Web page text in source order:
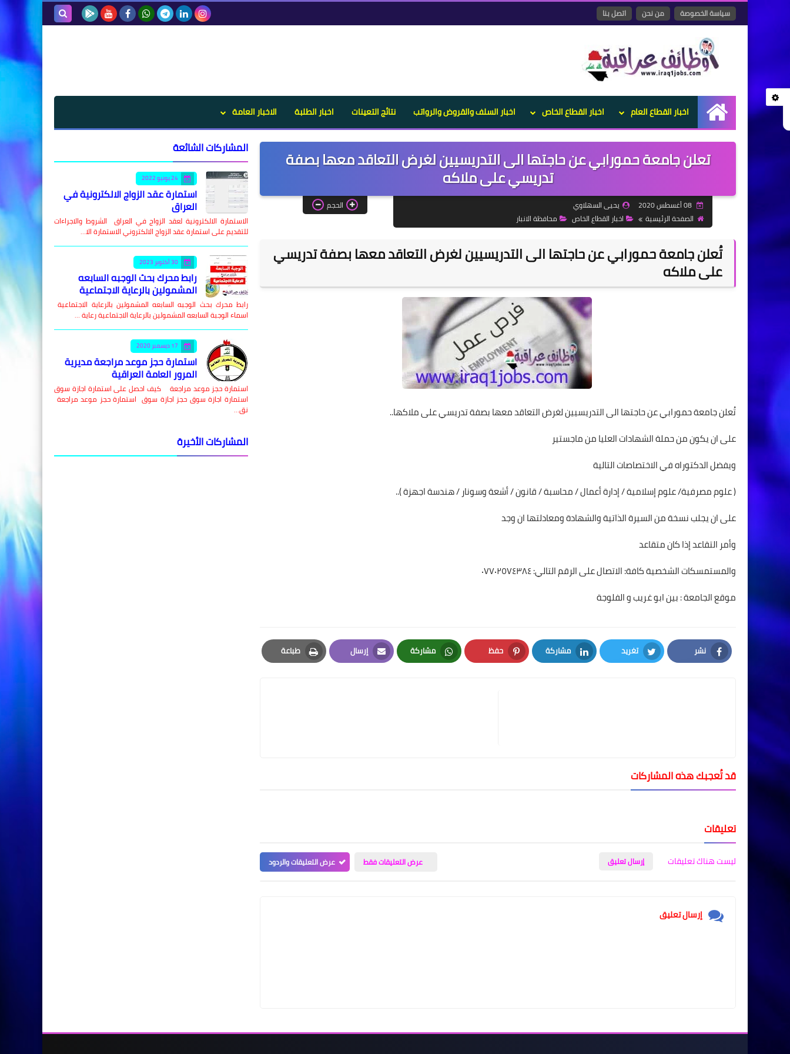
سياسة الخصوصة من نحن اتصل بنا
الإلكترونية
الرئيسية
اخبار القطاع العام اخبار القطاع الخاص اخبار السلف والقروض والرواتب نتائج التعينات اخبار الطلبة الاخبار العامة
تعلن جامعة حمورابي عن حاجتها الى التدريسيين لغرض التعاقد معها بصفة
تدريسي على ملاكه
08 أغسطس 2020
يحيى السهلاوي
الصفحة الرئيسية
اخبار القطاع الخاص محافظة الانبار
الحجم
تُعلن جامعة حمورابي عن حاجتها الى التدريسيين لغرض التعاقد معها بصفة تدريسي
على ملاكه
تُعلن جامعة حمورابي عن حاجتها الى التدريسيين لغرض التعاقد معها بصفة تدريسي على ملاكها..
على ان يكون من حملة الشهادات العليا من ماجستير
ويفضل الدكتوراه في الاختصاصات التالية
( علوم مصرفية/ علوم إسلامية / إدارة أعمال / محاسبة / قانون / أشعة وسونار / هندسة اجهزة )..
على ان يجلب نسخة من السيرة الذاتية والشهادة ومعادلتها ان وجد
وأمر التقاعد إذا كان متقاعد
والمستمسكات الشخصية كافة: الاتصال على الرقم التالي: ٠٧٧٠٢٥٧٤٣٨٤
موقع الجامعة : بين ابو غريب و الفلوجة
نشر
Facebook
تغريد
Twitter
مشاركة
LinkedIn
حفظ
Pinterest
مشاركة
Whatsapp
إرسال
Email
طباعة
Print
قد تُعجبك هذه المشاركات
تعليقات
ليست هناك تعليقات إرسال تعليق عرض التعليقات فقط عرض التعليقات والردود
إرسال تعليق
المشاركات الشائعة
24 يونيو 2022
استمارة عقد الزواج الالكترونية في
العراق
الاستمارة الالكترونية لعقد الزواج في العراق الشروط والاجراءات
للتقديم على استمارة عقد الزواج الالكتروني الاستمارة الا…
30 أكتوبر 2023
رابط محرك بحث الوجبه السابعه
المشمولين بالرعاية الاجتماعية
رابط محرك بحث الوجبه السابعه المشمولين بالرعاية الاجتماعية
اسماء الوجبة السابعه المشمولين بالرعاية الاجتماعية رعاية …
17 ديسمبر 2020
استمارة حجز موعد مراجعة مديرية
المرور العامة العراقية
استمارة حجز موعد مراجعة كيف احصل على استمارة اجازة سوق
استمارة اجازة سوق حجز اجازة سوق استمارة حجز موعد مراجعة
نق…
المشاركات الأخيرة